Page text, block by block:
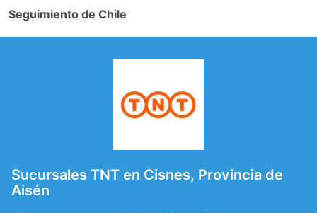
Seguimiento de Chile
Sucursales TNT en Cisnes, Provincia de
Aisén